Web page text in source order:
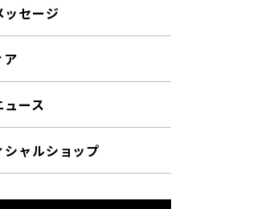
ッセージ
ア
ース
シャルショップ